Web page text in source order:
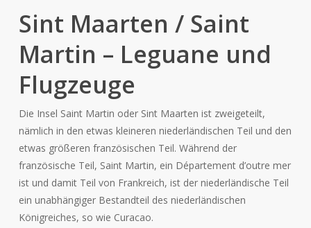
Sint Maarten / Saint
Martin – Leguane und
Flugzeuge
Die Insel Saint Martin oder Sint Maarten ist zweigeteilt,
nämlich in den etwas kleineren niederländischen Teil und den
etwas größeren französischen Teil. Während der
französische Teil, Saint Martin, ein Département d’outre mer
ist und damit Teil von Frankreich, ist der niederländische Teil
ein unabhängiger Bestandteil des niederländischen
Königreiches, so wie Curacao.